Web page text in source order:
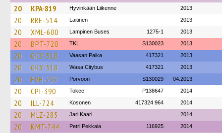
20 KPA-819 Hyvinkään Liikenne 2013
20 RRE-514 Laitinen 2013
20 XML-600 Lampinen Buses 1275-1 2013
20 BPT-720 TKL S130023 2013
20 GKY-518 Vaasan Paika 417321 2013
20 GKY-518 Wasa Citybus 417321 2013
20 EVH-737 Porvoon S130029 04.2013
20 CPI-390 Tokee P138647 2014
20 ILL-724 Kosonen 417324 964 2014
20 MLZ-285 Jari Kaari 2014
20 KMT-744 Petri Pekkala 116925 2014